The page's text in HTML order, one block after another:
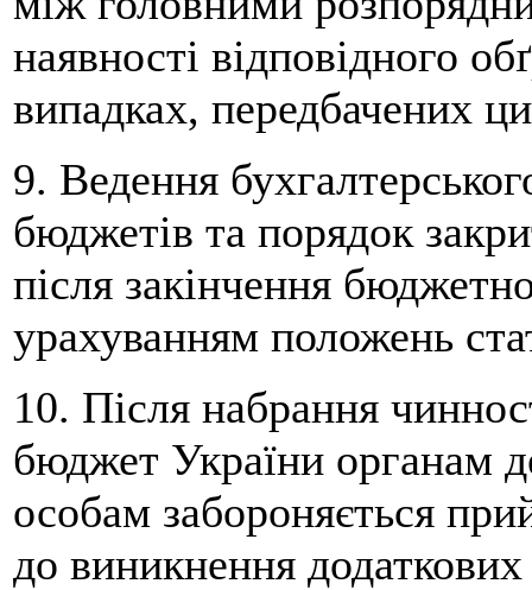
наявності відповідного
випадках, передбачених
9. Ведення
бюджетів та порядок
після закінчення
урахуванням положень
10. Після набрання
бюджет України органам
особам забороняється
до виникнення